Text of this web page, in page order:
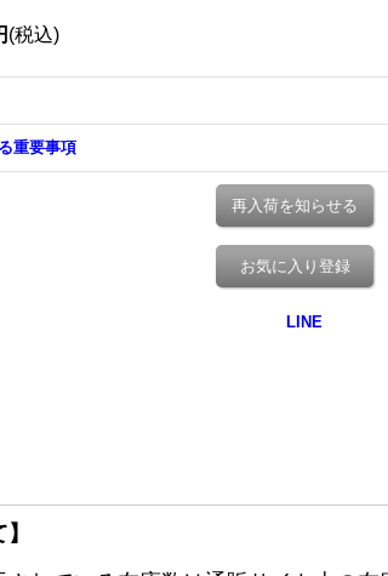
(税込)
重要事項
再入荷を知らせる
お気に入り登録